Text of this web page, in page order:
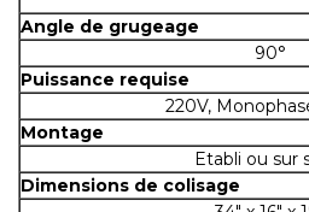
Angle de grugeage
90°
Puissance requise
220V,
Montage
Etabli ou sur
Dimensions de colisage